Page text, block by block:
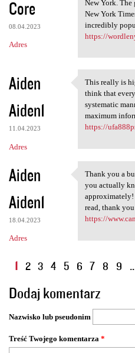
Core
08.04.2023
Adres
New York. The
New York
incredibly
https://
Aiden
Aiden1
11.04.2023
Adres
This really
This really is
think that
systematic
maximum
https://
Aiden
Aiden1
18.04.2023
Adres
Thank you
Thank you a
you actually
read, thank
https://
S
r
o
n
y
1 2 3 4 5 6 7 8 9
Dodaj komentarz
Nazwisko lub pseudonim
Treść Twojego komentarza *